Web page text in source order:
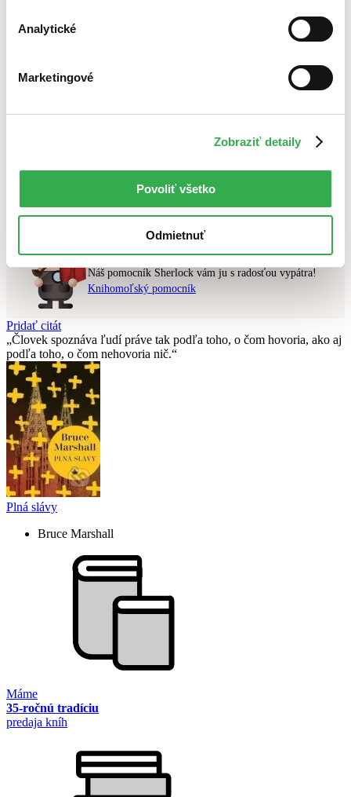
Analytické
Marketingové
Zobraziť detaily
Povoliť všetko
Odmietnuť
Od prvej časti
Novinky
čítané - výborný stav
vyhovujúci zadaným podmienkam.
Chcete poradiť knihu?
Náš pomocník Sherlock vám ju s radosťou vypátra!
Knihomoľský pomocník
Pridať citát
Človek spoznáva ľudí práve tak podľa toho, o čom hovoria, ako aj
podľa toho, o čom nehovoria nič.
Plná slávy
Bruce Marshall
Máme
35-ročnú tradíciu
predaja kníh